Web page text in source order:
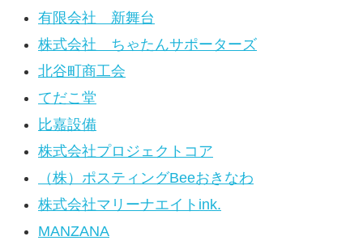
有限会社 新舞台
株式会社 ちゃたんサポーターズ
北谷町商工会
てだこ堂
比嘉設備
株式会社プロジェクトコア
（株）ポスティングBeeおきなわ
株式会社マリーナエイトink.
MANZANA